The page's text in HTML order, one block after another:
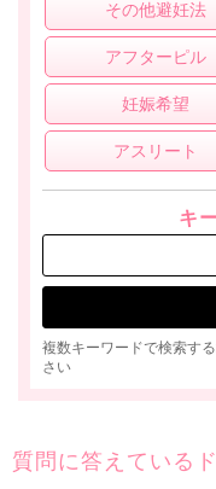
その他避妊法
アフターピル
妊娠希望
アスリート
キ
複数キーワードで検索す
さい
質問に答えている